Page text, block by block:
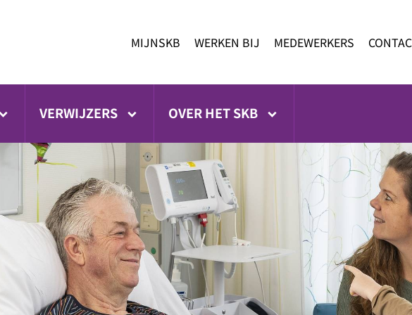
MIJNSKB WERKEN BIJ MEDEWERKERS
VERWIJZERS OVER HET SKB